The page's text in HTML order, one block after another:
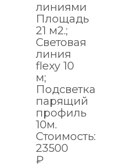
линиями
Площадь
21 м2.;
Световая
линия
flexy 10
м;
Подсветка
парящий
профиль
10м.
Стоимость:
23500
₽